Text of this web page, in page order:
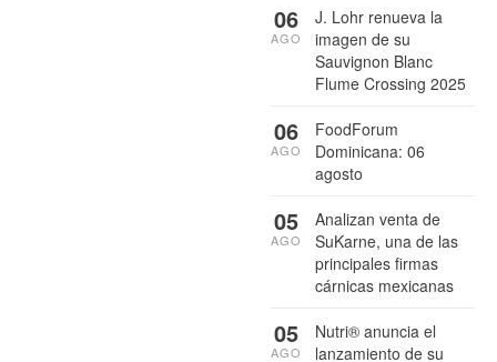
J. Lohr renueva la
imagen de su
Sauvignon Blanc
Flume Crossing 2025
06
AGO
FoodForum
Dominicana: 06
agosto
06
AGO
Analizan venta de
SuKarne, una de las
principales firmas
cárnicas mexicanas
05
AGO
Nutri® anuncia el
lanzamiento de su
05
AGO